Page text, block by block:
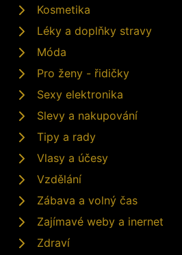
Kosmetika
Léky a doplňky stravy
Móda
Pro ženy - řidičky
Sexy elektronika
Slevy a nakupování
Tipy a rady
Vlasy a účesy
Vzdělání
Zábava a volný čas
Zajímavé weby a inernet
Zdraví